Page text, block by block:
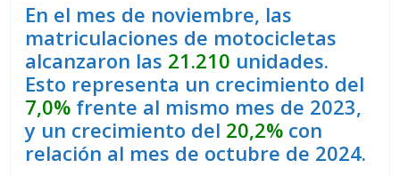
En el mes de noviembre, las
matriculaciones de motocicletas
alcanzaron las 21.210 unidades.
Esto representa un crecimiento del
7,0% frente al mismo mes de 2023,
y un crecimiento del 20,2% con
relación al mes de octubre de 2024.